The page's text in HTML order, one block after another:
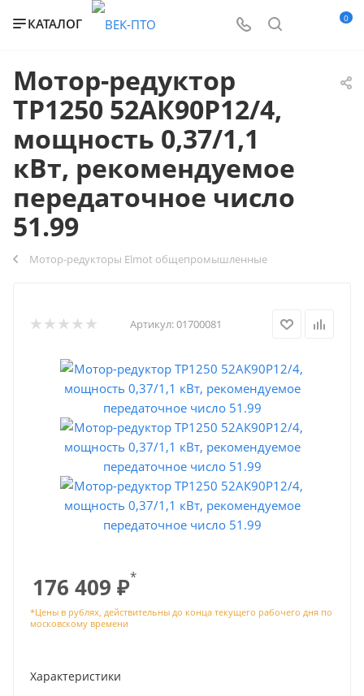
КАТАЛОГ 0
Мотор-редуктор
ТР1250 52АК90Р12/4,
мощность 0,37/1,1
кВт, рекомендуемое
передаточное число
51.99
Мотор-редукторы Elmot общепромышленные
Артикул:01700081
176 409 ₽*
Характеристики